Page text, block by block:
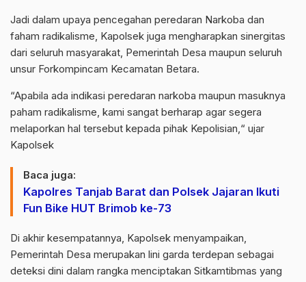
Jadi dalam upaya pencegahan peredaran Narkoba dan
faham radikalisme, Kapolsek juga mengharapkan sinergitas
dari seluruh masyarakat, Pemerintah Desa maupun seluruh
unsur Forkompincam Kecamatan Betara.
“Apabila ada indikasi peredaran narkoba maupun masuknya
paham radikalisme, kami sangat berharap agar segera
melaporkan hal tersebut kepada pihak Kepolisian,“ ujar
Kapolsek
Baca juga:
Kapolres Tanjab Barat dan Polsek Jajaran Ikuti
Fun Bike HUT Brimob ke-73
Di akhir kesempatannya, Kapolsek menyampaikan,
Pemerintah Desa merupakan lini garda terdepan sebagai
deteksi dini dalam rangka menciptakan Sitkamtibmas yang